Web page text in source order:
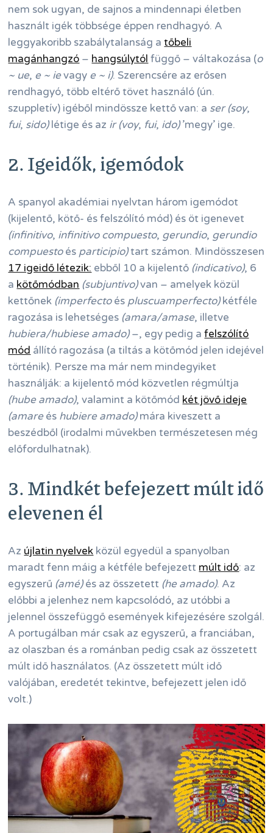
nem sok ugyan, de sajnos a mindennapi életben
használt igék többsége éppen rendhagyó. A
leggyakoribb szabálytalanság atőbeli
magánhangzó – hangsúlytól függő – váltakozása (o
~ ue, e ~ ievagy e ~ i). Szerencsére az erősen
rendhagyó, több eltérő tövet használó (ún.
szuppletív) igéből mindössze kettő van: a ser (soy,
fui, sido)létige és az ir (voy, fui, ido)’megy’ ige.
2. Igeidők, igemódok
A spanyol akadémiai nyelvtan három igemódot
(kijelentő, kötő- és felszólító mód) és öt igenevet
(infinitivo, infinitivo compuesto, gerundio, gerundio
compuestoés participio)tart számon. Mindösszesen
17 igeidő létezik: ebből 10 a kijelentő (indicativo), 6
a kötőmódban (subjuntivo)van – amelyek közül
kettőnek (imperfectoés pluscuamperfecto)kétféle
ragozása is lehetséges (amara/amase, illetve
hubiera/hubiese amado)–, egy pedig afelszólító
mód állító ragozása (a tiltás a kötőmód jelen idejével
történik). Persze ma már nem mindegyiket
használják: a kijelentő mód közvetlen régmúltja
(hube amado), valamint a kötőmód két jövő ideje
(amareés hubiere amado)mára kiveszett a
beszédből (irodalmi művekben természetesen még
előfordulhatnak).
3. Mindkét befejezett múlt idő
elevenen él
Az újlatin nyelvek közül egyedül a spanyolban
maradt fenn máig a kétféle befejezett múlt idő: az
egyszerű (amé)és az összetett (he amado). Az
előbbi a jelenhez nem kapcsolódó, az utóbbi a
jelennel összefüggő események kifejezésére szolgál.
A portugálban már csak az egyszerű, a franciában,
az olaszban és a románban pedig csak az összetett
múlt idő használatos. (Az összetett múlt idő
valójában, eredetét tekintve, befejezett jelen idő
volt.)